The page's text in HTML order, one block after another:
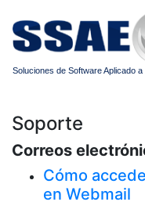
Soluciones de Software Aplicado
Soporte
Correos
Cómo
en Webmail